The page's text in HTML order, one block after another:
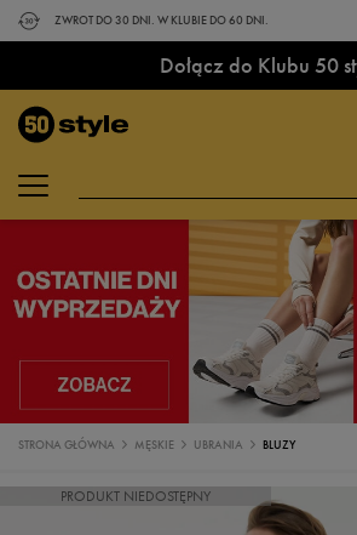
ZWROT DO 30 DNI. W KLUBIE DO 60 DNI.
Dołącz do Klubu 50
STRONA GŁÓWNA MĘSKIE UBRANIA BLUZY
PRODUKT NIEDOSTĘPNY